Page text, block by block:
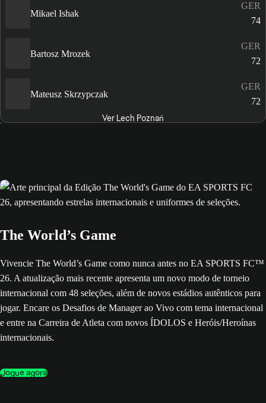
Mikael Ishak
GER
74
Bartosz Mrozek
GER
72
Mateusz Skrzypczak
GER
72
Ver Lech Poznań
The World’s Game
Vivencie The World’s Game como nunca antes no EA SPORTS FC™
26. A atualização mais recente apresenta um novo modo de torneio
internacional com 48 seleções, além de novos estádios autênticos para
jogar. Encare os Desafios de Manager ao Vivo com tema internacional
e entre na Carreira de Atleta com novos ÍDOLOS e Heróis/Heroínas
internacionais.
Jogue agora